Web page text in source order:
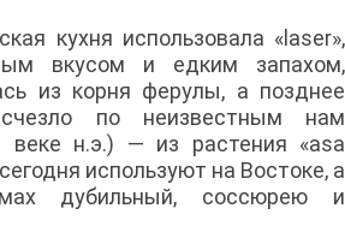
кухня использовала «laser»,
вкусом и едким запахом,
из корня ферулы, а позднее
по неизвестным нам
н.э.) — из растения «аsa
используют на Востоке, а
дубильный, соссюрею и